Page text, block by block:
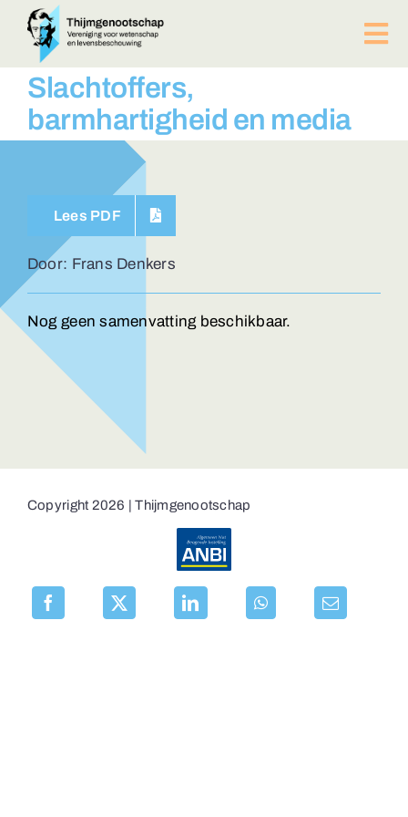
naar
inhoud
BIJEENKOMSTEN
ACTUEEL
Lid worden?
Contact
ZOEKEN
Slachtoffers,
barmhartigheid en media
Lees PDF
Door: Frans Denkers
Nog geen samenvatting beschikbaar.
Copyright 2026 | Thijmgenootschap